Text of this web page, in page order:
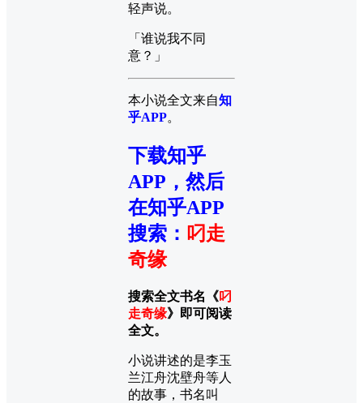
轻声说。
「谁说我不同
意？」
本小说全文来自知
乎APP。
下载知乎
APP，然后
在知乎APP
搜索 ： 叼走
奇缘
搜索全文书名《叼
走奇缘》即可阅读
全文。
小说讲述的是李玉
兰江舟沈壁舟等人
的故事，书名叫